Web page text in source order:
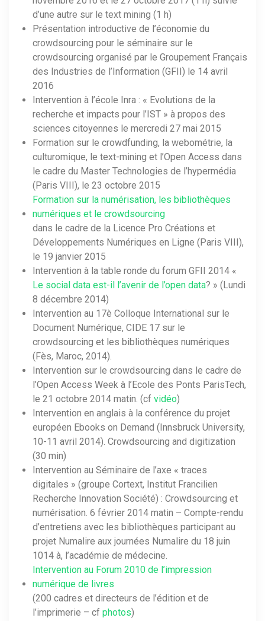
d’une autre sur le text mining (1 h)
Présentation introductive de l’économie du
crowdsourcing pour le séminaire sur le
crowdsourcing organisé par le Groupement Français
des Industries de l’Information (GFII) le 14 avril
2016
Intervention à l’école Inra : « Evolutions de la
recherche et impacts pour l’IST » à propos des
sciences citoyennes le mercredi 27 mai 2015
Formation sur le crowdfunding, la webométrie, la
culturomique, le text-mining et l’Open Access dans
le cadre du Master Technologies de l’hypermédia
(Paris VIII), le 23 octobre 2015
Formation sur la numérisation, les bibliothèques
numériques et le crowdsourcing
dans le cadre de la Licence Pro Créations et
Développements Numériques en Ligne (Paris VIII),
le 19 janvier 2015
Intervention à la table ronde du forum GFII 2014 «
Le social data est-il l’avenir de l’open data? » (Lundi
8 décembre 2014)
Intervention au 17è Colloque International sur le
Document Numérique, CIDE 17 sur le
crowdsourcing et les bibliothèques numériques
(Fès, Maroc, 2014).
Intervention sur le crowdsourcing dans le cadre de
l’Open Access Week à l’Ecole des Ponts ParisTech,
le 21 octobre 2014 matin. (cf vidéo)
Intervention en anglais à la conférence du projet
européen Ebooks on Demand (Innsbruck University,
10-11 avril 2014). Crowdsourcing and digitization
(30 min)
Intervention au Séminaire de l’axe « traces
digitales » (groupe Cortext, Institut Francilien
Recherche Innovation Société) : Crowdsourcing et
numérisation. 6 février 2014 matin – Compte-rendu
d’entretiens avec les bibliothèques participant au
projet Numalire aux journées Numalire du 18 juin
1014 à, l’académie de médecine.
Intervention au Forum 2010 de l’impression
numérique de livres
(200 cadres et directeurs de l’édition et de
l’imprimerie – cf photos)